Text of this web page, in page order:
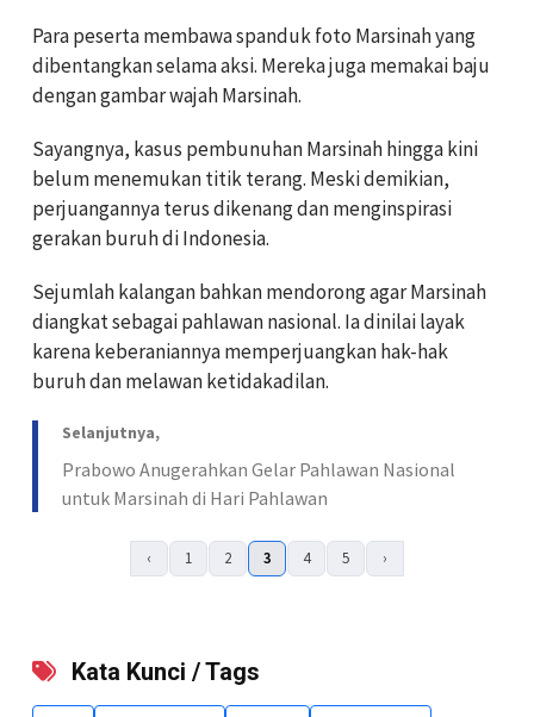
Para peserta membawa spanduk foto Marsinah yang
dibentangkan selama aksi. Mereka juga memakai baju
dengan gambar wajah Marsinah.
Sayangnya, kasus pembunuhan Marsinah hingga kini
belum menemukan titik terang. Meski demikian,
perjuangannya terus dikenang dan menginspirasi
gerakan buruh di Indonesia.
Sejumlah kalangan bahkan mendorong agar Marsinah
diangkat sebagai pahlawan nasional. Ia dinilai layak
karena keberaniannya memperjuangkan hak-hak
buruh dan melawan ketidakadilan.
Selanjutnya,
Prabowo Anugerahkan Gelar Pahlawan Nasional
untuk Marsinah di Hari Pahlawan
‹ 1 2 3 4 5 ›
Kata Kunci / Tags